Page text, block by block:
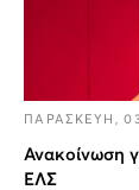
ΠΑΡΑΣΚΕΥΗ,
Ανακοίνωση
ΕΛΣ